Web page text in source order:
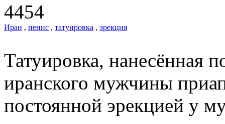
4454
Иран , пенис , татуировка , эрекция
Татуировка, нанесённая
иранского мужчины
постоянной эрекцией у